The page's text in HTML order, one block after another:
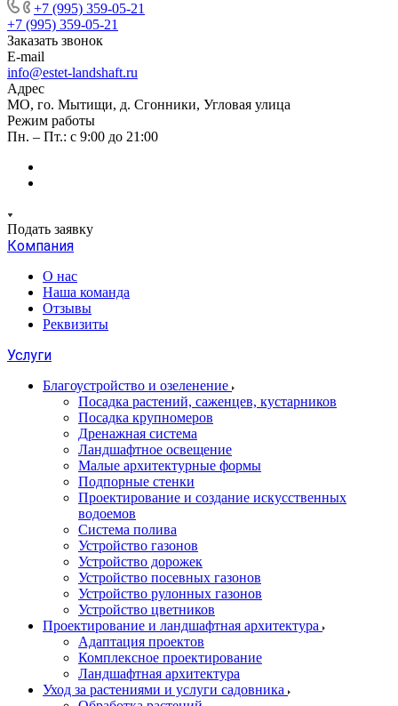
+7 (995) 359-05-21
+7 (995) 359-05-21
Заказать звонок
E-mail
info@estet-landshaft.ru
Адрес
МО, го. Мытищи, д. Сгонники, Угловая улица
Режим работы
Пн. – Пт.: с 9:00 до 21:00
Подать заявку
Компания
О нас
Наша команда
Отзывы
Реквизиты
Услуги
Благоустройство и озеленение
Посадка растений, саженцев, кустарников
Посадка крупномеров
Дренажная система
Ландшафтное освещение
Малые архитектурные формы
Подпорные стенки
Проектирование и создание искусственных
водоемов
Система полива
Устройство газонов
Устройство дорожек
Устройство посевных газонов
Устройство рулонных газонов
Устройство цветников
Проектирование и ландшафтная архитектура
Адаптация проектов
Комплексное проектирование
Ландшафтная архитектура
Уход за растениями и услуги садовника